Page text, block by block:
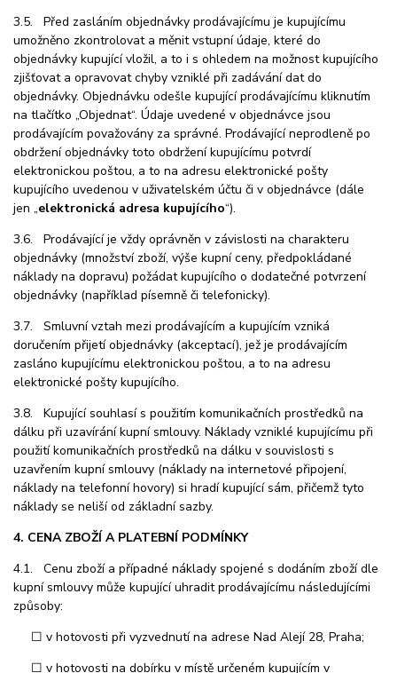
3.5. Před zasláním objednávky prodávajícímu je kupujícímu
umožněno zkontrolovat a měnit vstupní údaje, které do
objednávky kupující vložil, a to i s ohledem na možnost kupujícího
zjišťovat a opravovat chyby vzniklé při zadávání dat do
objednávky. Objednávku odešle kupující prodávajícímu kliknutím
na tlačítko „Objednat“. Údaje uvedené v objednávce jsou
prodávajícím považovány za správné. Prodávající neprodleně po
obdržení objednávky toto obdržení kupujícímu potvrdí
elektronickou poštou, a to na adresu elektronické pošty
kupujícího uvedenou v uživatelském účtu či v objednávce (dále
jen „elektronická adresa kupujícího“).
3.6. Prodávající je vždy oprávněn v závislosti na charakteru
objednávky (množství zboží, výše kupní ceny, předpokládané
náklady na dopravu) požádat kupujícího o dodatečné potvrzení
objednávky (například písemně či telefonicky).
3.7. Smluvní vztah mezi prodávajícím a kupujícím vzniká
doručením přijetí objednávky (akceptací), jež je prodávajícím
zasláno kupujícímu elektronickou poštou, a to na adresu
elektronické pošty kupujícího.
3.8. Kupující souhlasí s použitím komunikačních prostředků na
dálku při uzavírání kupní smlouvy. Náklady vzniklé kupujícímu při
použití komunikačních prostředků na dálku v souvislosti s
uzavřením kupní smlouvy (náklady na internetové připojení,
náklady na telefonní hovory) si hradí kupující sám, přičemž tyto
náklady se neliší od základní sazby.
4. CENA ZBOŽÍ A PLATEBNÍ PODMÍNKY
4.1. Cenu zboží a případné náklady spojené s dodáním zboží dle
kupní smlouvy může kupující uhradit prodávajícímu následujícími
způsoby:
☐ v hotovosti při vyzvednutí na adrese Nad Alejí 28, Praha;
☐ v hotovosti na dobírku v místě určeném kupujícím v